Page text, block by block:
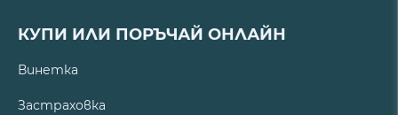
КУПИ ИЛИ ПОРЪЧАЙ ОНЛАЙН
Винетка
Застраховка